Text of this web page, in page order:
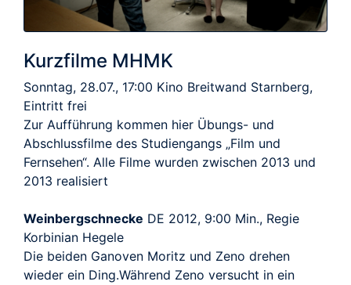
Kurzfilme MHMK
Sonntag, 28.07., 17:00 Kino Breitwand Starnberg,
Eintritt frei
Zur Aufführung kommen hier Übungs- und
Abschlussfilme des Studiengangs „Film und
Fernsehen“. Alle Filme wurden zwischen 2013 und
2013 realisiert
Weinbergschnecke DE 2012, 9:00 Min., Regie
Korbinian Hegele
Die beiden Ganoven Moritz und Zeno drehen
wieder ein Ding.Während Zeno versucht in ein